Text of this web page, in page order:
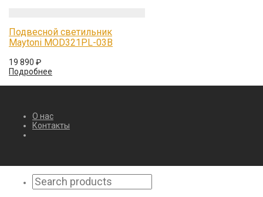
Подвесной светильник
Maytoni MOD321PL-03B
19 890 ₽
Подробнее
О нас
Контакты